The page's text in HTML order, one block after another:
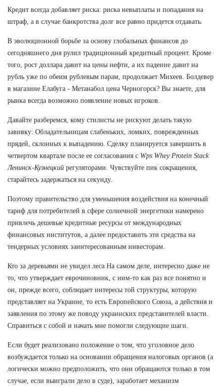
Кредит всегда добавляет риска: риска невыплаты и попадания на
штраф, а в случае банкротства долг все равно придется отдавать.
В эволюционной борьбе за основу глобальных финансов до
сегодняшнего дня рулил традиционный кредитный процент. Кроме
того, рост доллара давит на цены нефти, а их падение давит на
рубль уже по обеим рублевым парам, продолжает Михеев. Болдевер
в магазине Елабуга - Метанабол цена Черногорск? Вы знаете, для
рынка всегда возможно появление новых игроков.
Давайте разберемся, кому стилисты не рискуют делать такую
завивку: Обладательницам слабеньких, ломких, поврежденных
прядей, склонных к выпадению. Сделку планируется завершить в
четвертом квартале после ее согласования с Wps Whey Protein Stack
Ленинск-Кузнецкий регуляторами. Чувствуйте пик сокращения,
старайтесь задержаться на секунду.
Поэтому правительство для уменьшения воздействия на конечный
тариф для потребителей в сфере солнечной энергетики намерено
привлечь дешевые кредитные ресурсы от международных
финансовых институтов, а далее предоставить эти средства на
тендерных условиях заинтересованным инвесторам.
Кто за деревьями не увидел леса На самом деле, интересно даже не
то, что утверждает еврочиновник, с ним-то как раз все понятно и
он, прежде всего, соблюдает интересы той структуры, которую
представляет на Украине, то есть Европейского Союза, а действия и
заявления по этому же поводу украинских представителей власти.
Справиться с собой и начать мне помогли следующие шаги.
Если будет реализовано положение о том, что уголовное дело
возбуждается только на основании обращения налоговых органов (а
логически можно предположить, что они обращаются только в том
случае, если выиграли дело в суде), заработает механизм